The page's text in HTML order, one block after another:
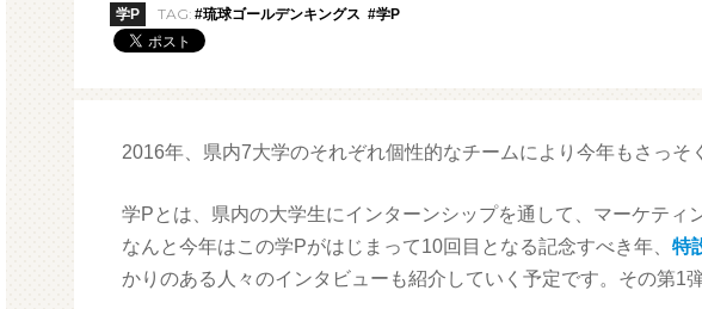
学P TAG: #琉球ゴールデンキングス #学P
2016年、県内7大学のそれぞれ個性的なチームにより今年もさっそ
学Pとは、県内の大学生にインターンシップを通して、マーケティ
なんと今年はこの学Pがはじまって10回目となる記念すべき年、 特
かりのある人々のインタビューも紹介していく予定です。その第1
ル）
チョコ